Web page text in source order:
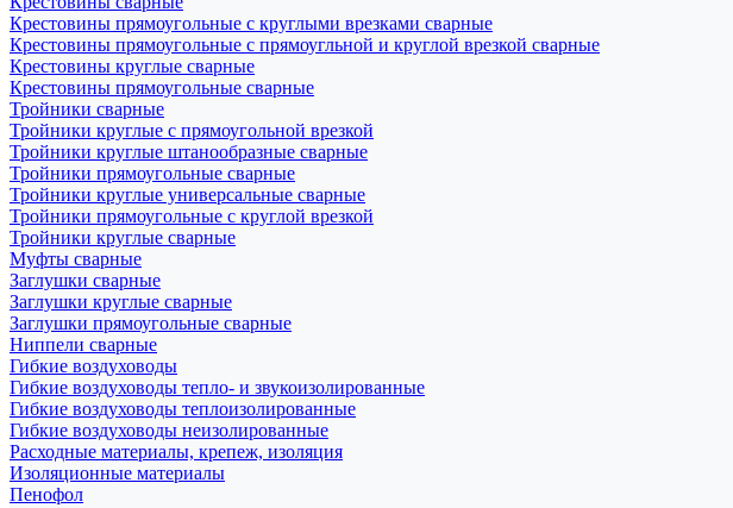
Крестовины прямоугольные с круглыми врезками сварные
Крестовины прямоугольные с прямоугльной и круглой врезкой сварные
Крестовины круглые сварные
Крестовины прямоугольные сварные
Тройники сварные
Тройники круглые с прямоугольной врезкой
Тройники круглые штанообразные сварные
Тройники прямоугольные сварные
Тройники круглые универсальные сварные
Тройники прямоугольные с круглой врезкой
Тройники круглые сварные
Муфты сварные
Заглушки сварные
Заглушки круглые сварные
Заглушки прямоугольные сварные
Ниппели сварные
Гибкие воздуховоды
Гибкие воздуховоды тепло- и звукоизолированные
Гибкие воздуховоды теплоизолированные
Гибкие воздуховоды неизолированные
Расходные материалы, крепеж, изоляция
Изоляционные материалы
Пенофол